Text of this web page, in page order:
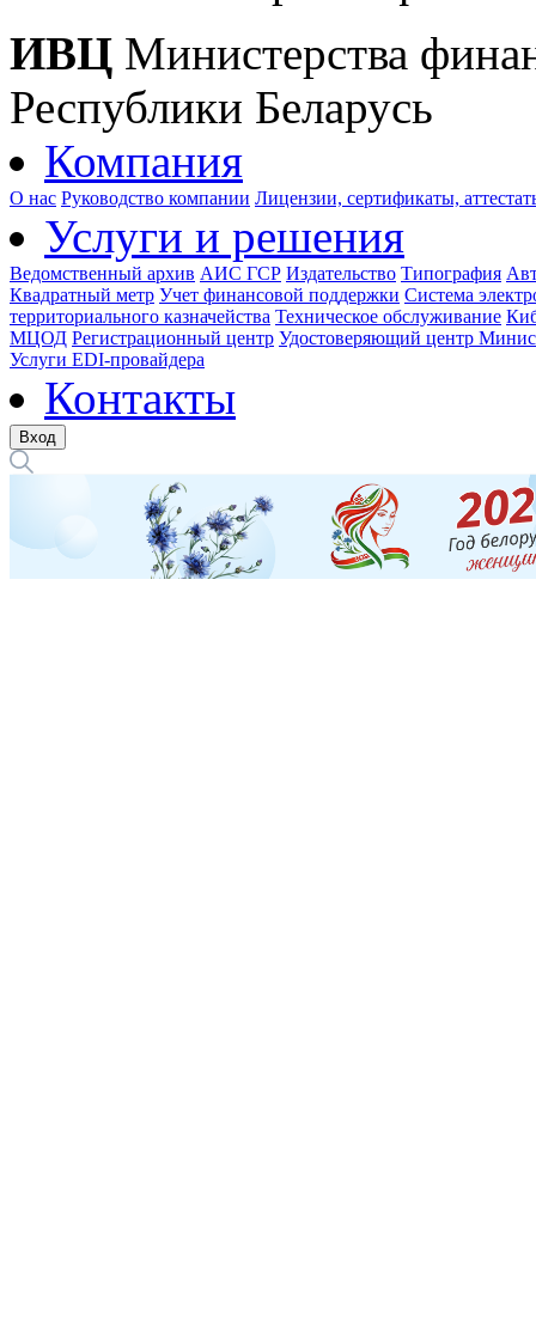
ИВЦ Министерства
Республики Беларусь
Компания
О нас Руководство компании Лицензии, сертификаты,
Услуги и решения
Ведомственный архив АИС ГСР Издательство Типография
Квадратный метр Учет финансовой поддержки Система
территориального казначейства Техническое обслуживание
МЦОД Регистрационный центр Удостоверяющий центр
Услуги EDI-провайдера
Контакты
Вход